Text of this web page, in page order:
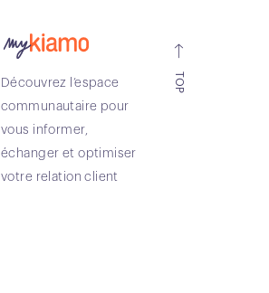
Découvrez l’espace
communautaire pour
vous informer,
échanger et optimiser
votre relation client
TOP